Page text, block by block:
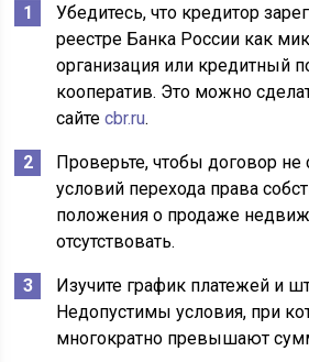
Убедитесь, что кредитор
реестре Банка России как
организация или кредитный
кооператив. Это можно
сайтеcbr.ru.
Проверьте, чтобы договор
условий перехода права
положения о продаже
отсутствовать.
Изучите график платежей и
Недопустимы условия, при
многократно превышают